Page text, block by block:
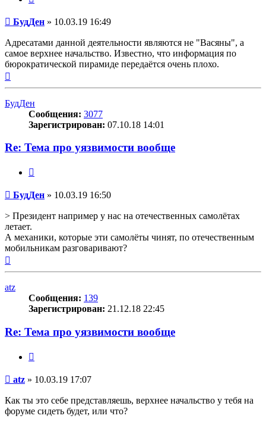
Сообщение
БудДен » 10.03.19 16:49
Адресатами данной деятельности являются не "Васяны", а
самое верхнее начальство. Известно, что информация по
бюрократической пирамиде передаётся очень плохо.
БудДен
Сообщения: 3077
Зарегистрирован: 07.10.18 14:01
Re: Тема про уязвимости вообще
Сообщение
БудДен » 10.03.19 16:50
> Президент например у нас на отечественных самолётах
летает.
А механики, которые эти самолёты чинят, по отечественным
мобильникам разговаривают?
atz
Сообщения: 139
Зарегистрирован: 21.12.18 22:45
Re: Тема про уязвимости вообще
Сообщение
atz » 10.03.19 17:07
Как ты это себе представляешь, верхнее начальство у тебя на
форуме сидеть будет, или что?